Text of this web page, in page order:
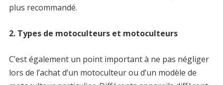
plus recommandé.
2. Types de motoculteurs et motoculteurs
C’est également un point important à ne pas négliger
lors de l’achat d’un motoculteur ou d’un modèle de